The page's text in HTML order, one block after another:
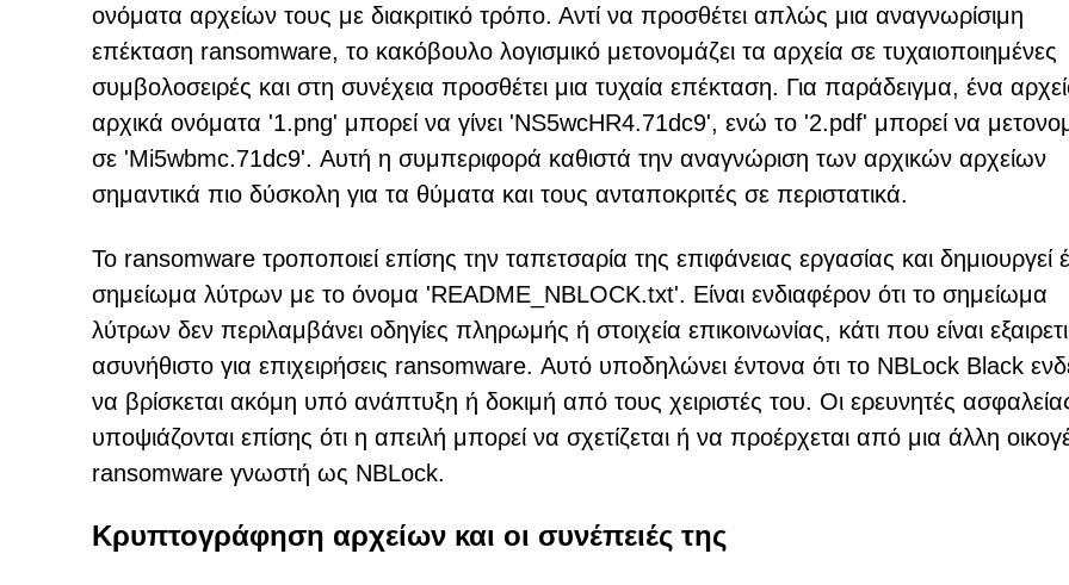
ονόματα αρχείων τους με διακριτικό τρόπο. Αντί να προσθέτει απλώς μια αναγνωρίσιμη
επέκταση ransomware, το κακόβουλο λογισμικό μετονομάζει τα αρχεία σε τυχαιοποιημένες
συμβολοσειρές και στη συνέχεια προσθέτει μια τυχαία επέκταση. Για παράδειγμα, ένα
αρχικά ονόματα '1.png' μπορεί να γίνει 'NS5wcHR4.71dc9', ενώ το '2.pdf' μπορεί να
σε 'Mi5wbmc.71dc9'. Αυτή η συμπεριφορά καθιστά την αναγνώριση των αρχικών αρχείων
σημαντικά πιο δύσκολη για τα θύματα και τους ανταποκριτές σε περιστατικά.
Το ransomware τροποποιεί επίσης την ταπετσαρία της επιφάνειας εργασίας και δημιουργεί
σημείωμα λύτρων με το όνομα 'README_NBLOCK.txt'. Είναι ενδιαφέρον ότι το σημείωμα
λύτρων δεν περιλαμβάνει οδηγίες πληρωμής ή στοιχεία επικοινωνίας, κάτι που είναι
ασυνήθιστο για επιχειρήσεις ransomware. Αυτό υποδηλώνει έντονα ότι το NBLock Black
να βρίσκεται ακόμη υπό ανάπτυξη ή δοκιμή από τους χειριστές του. Οι ερευνητές
υποψιάζονται επίσης ότι η απειλή μπορεί να σχετίζεται ή να προέρχεται από μια άλλη
ransomware γνωστή ως NBLock.
Κρυπτογράφηση αρχείων και οι συνέπειές της